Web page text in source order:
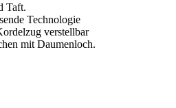
Taft.
Technologie
verstellbar
mit Daumenloch.